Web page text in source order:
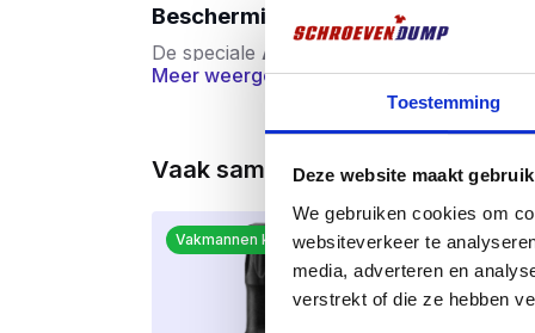
Toestemming
Deze website maakt
We gebruiken cookies om
websiteverkeer te
media, adverteren en
verstrekt of die ze hebben
Bescherming tegen weer en wind
De speciale AR Kaitex Coating
vocht en vorst – ideaal voor langdurige
zelfherstellend bij
Tot twee keer zo sterk als RVS
In tegenstelling tot veel RVS schroeven
het indraaien minimaalis – zelfs in
zelver.
Perfect in gebruik
Meer weergeven
Vaak samen gekocht
Vakmannen kiezen dit.